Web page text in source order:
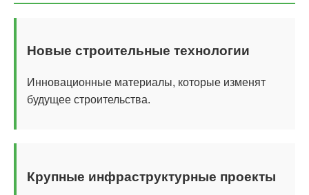
Новые строительные технологии
Инновационные материалы, которые изменят
будущее строительства.
Крупные инфраструктурные проекты